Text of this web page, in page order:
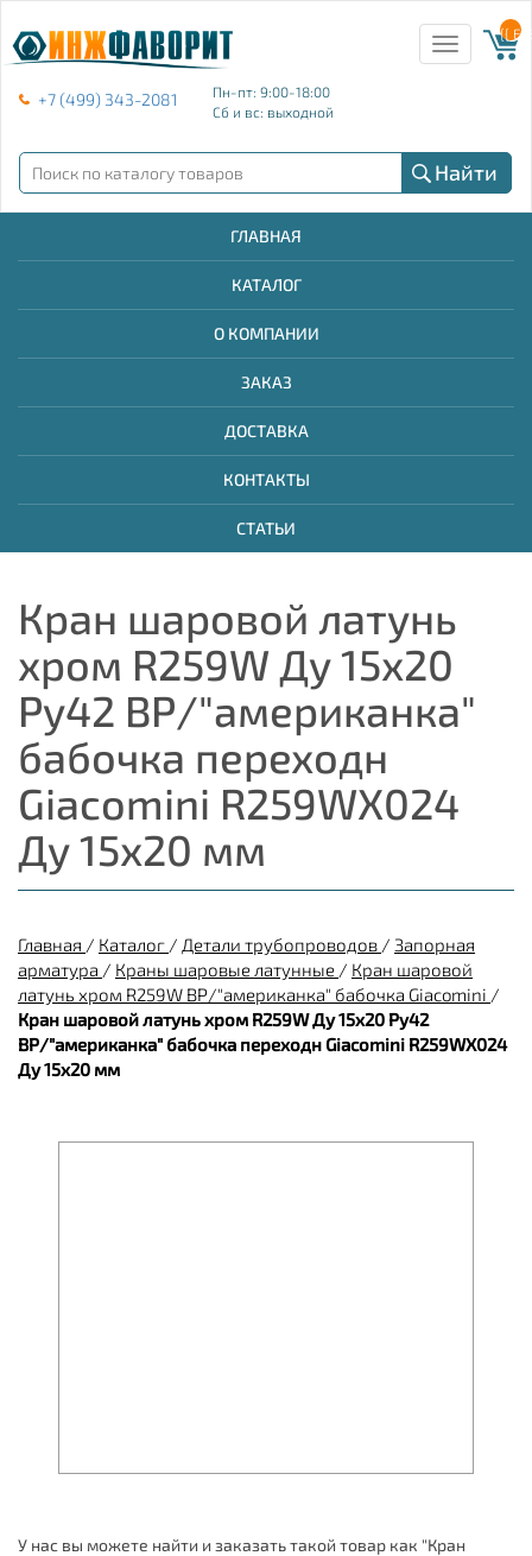
+7 (499) 343-2081
Пн-пт: 9:00-18:00
Сб и вс: выходной
Toggle
navigation
{{
Найти
ГЛАВНАЯ
КАТАЛОГ
О КОМПАНИИ
ЗАКАЗ
ДОСТАВКА
КОНТАКТЫ
СТАТЬИ
Кран шаровой латунь
хром R259W Ду 15х20
Ру42 ВР/"американка"
бабочка переходн
Giacomini R259WX024
Ду 15х20 мм
Главная / Каталог / Детали трубопроводов / Запорная
арматура / Краны шаровые латунные / Кран шаровой
латунь хром R259W ВР/"американка" бабочка Giacomini /
Кран шаровой латунь хром R259W Ду 15х20 Ру42
ВР/"американка" бабочка переходн Giacomini R259WX024
Ду 15х20 мм
У нас вы можете найти и заказать такой товар как "Кран